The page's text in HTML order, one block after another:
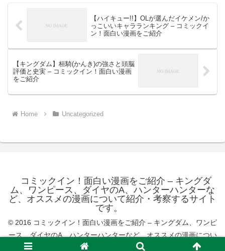
【ハイキュー!!】OLが選んだイケメン/か
っこいいキャラランキング – コミックイ
ン！面白い漫画をご紹介
【キングダム】桓騎(かんき)の強さと頭脳
評価と史実 – コミックイン！面白い漫画
をご紹介
Home Uncategorized
コミックイン！面白い漫画をご紹介 – キングダ
ム、ワンピース、ダイヤのA、ハンターハンターな
ど、オススメの漫画について紹介・考察するサイト
です。
© 2016 コミックイン！面白い漫画をご紹介 – キングダム、ワンピ
ース、ダイヤのA、ハンターハンターなど、オススメの漫画につい
て紹介・考察するサイトです。.